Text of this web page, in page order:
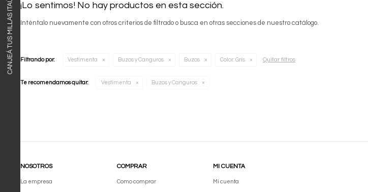
CANJEÁ TUS MILLAS ITAÚ ¡Lo sentimos! No hay productos en esta sección.
Inténtalo nuevamente con otros criterios de filtrado o busca en otras secciones de nuestro catálogo.
Filtrando por: Vestimenta Buzos y Canguros Buzos Color: Gris Quitar filtros
Te recomendamos quitar: Vestimenta Buzos y Canguros
NOSOTROS
La empresa
COMPRAR
Como comprar
MI CUENTA
Mi cuenta